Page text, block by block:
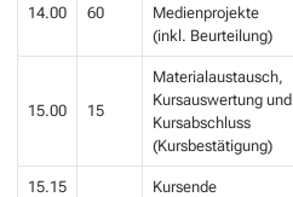
14.00 60
Medienprojekte
(inkl. Beurteilung)
15.00 15
Materialaustausch,
Kursauswertung und
Kursabschluss
(Kursbestätigung)
15.15 Kursende